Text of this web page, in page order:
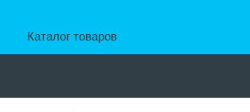
Каталог товаров